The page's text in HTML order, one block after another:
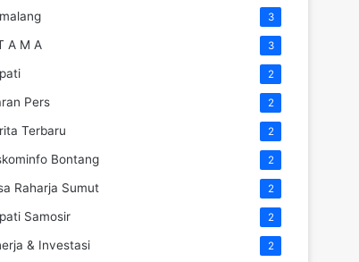
3
A M A 3
2
Pers 2
Terbaru 2
Bontang 2
Raharja Sumut 2
Samosir 2
& Investasi 2